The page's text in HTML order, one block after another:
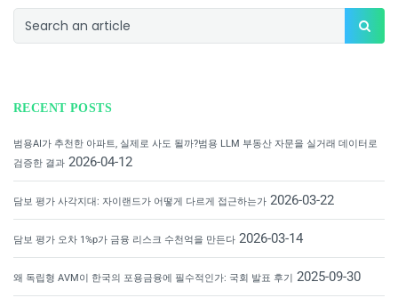
RECENT POSTS
범용AI가 추천한 아파트, 실제로 사도 될까?범용 LLM 부동산 자문을 실거래 데이터로
검증한 결과 2026-04-12
담보 평가 사각지대: 자이랜드가 어떻게 다르게 접근하는가 2026-03-22
담보 평가 오차 1%p가 금융 리스크 수천억을 만든다 2026-03-14
왜 독립형 AVM이 한국의 포용금융에 필수적인가: 국회 발표 후기 2025-09-30